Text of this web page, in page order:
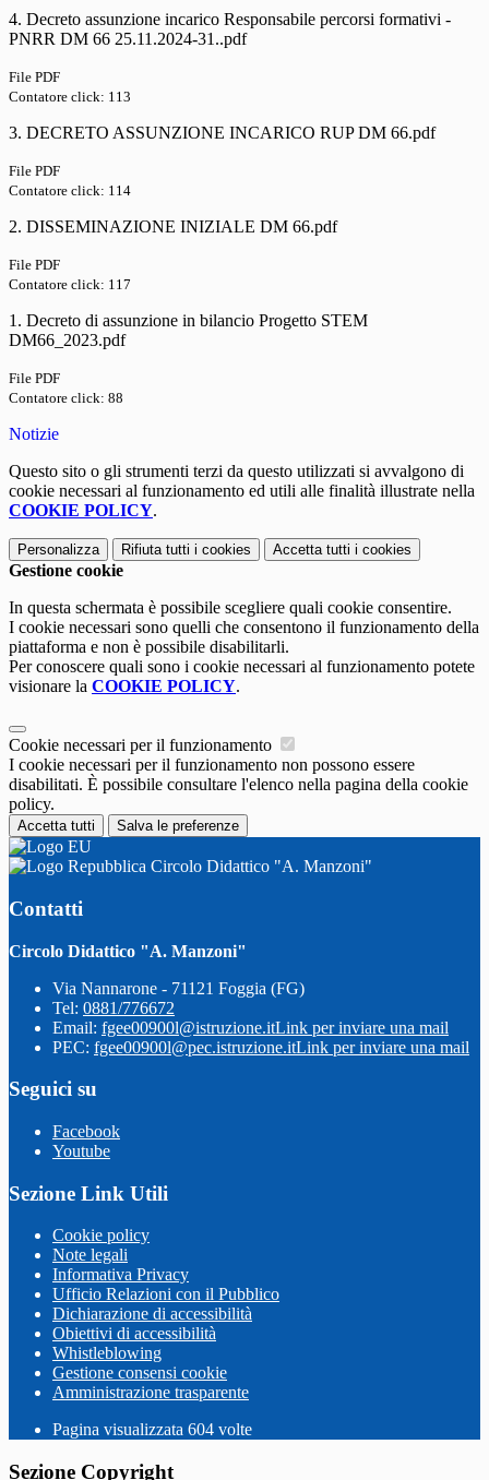
4. Decreto assunzione incarico Responsabile percorsi formativi -
PNRR DM 66 25.11.2024-31..pdf
File PDF
Contatore click: 113
3. DECRETO ASSUNZIONE INCARICO RUP DM 66.pdf
File PDF
Contatore click: 114
2. DISSEMINAZIONE INIZIALE DM 66.pdf
File PDF
Contatore click: 117
1. Decreto di assunzione in bilancio Progetto STEM
DM66_2023.pdf
File PDF
Contatore click: 88
Notizie
Questo sito o gli strumenti terzi da questo utilizzati si avvalgono di
cookie necessari al funzionamento ed utili alle finalità illustrate nella
COOKIE POLICY.
Personalizza Rifiuta tutti i cookies Accetta tutti i cookies
Gestione cookie
In questa schermata è possibile scegliere quali cookie consentire.
I cookie necessari sono quelli che consentono il funzionamento della
piattaforma e non è possibile disabilitarli.
Per conoscere quali sono i cookie necessari al funzionamento potete
visionare la COOKIE POLICY.
Cookie necessari per il funzionamento
I cookie necessari per il funzionamento non possono essere
disabilitati. È possibile consultare l'elenco nella pagina della cookie
policy.
Accetta tutti Salva le preferenze
Circolo Didattico "A. Manzoni"
Contatti
Circolo Didattico "A. Manzoni"
Via Nannarone - 71121 Foggia (FG)
Tel: 0881/776672
Email: fgee00900l@istruzione.itLink per inviare una mail
PEC: fgee00900l@pec.istruzione.itLink per inviare una mail
Seguici su
Facebook
Youtube
Sezione Link Utili
Cookie policy
Note legali
Informativa Privacy
Ufficio Relazioni con il Pubblico
Dichiarazione di accessibilità
Obiettivi di accessibilità
Whistleblowing
Gestione consensi cookie
Amministrazione trasparente
Pagina visualizzata 604 volte
Sezione Copyright